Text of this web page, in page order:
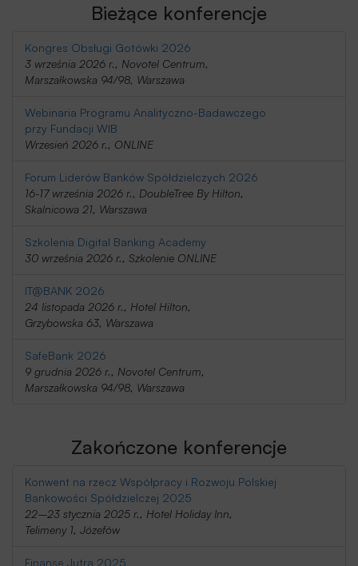
Bieżące konferencje
Kongres Obsługi Gotówki 2026
3 września 2026 r., Novotel Centrum,
Marszałkowska 94/98, Warszawa
Webinaria Programu Analityczno-Badawczego
przy Fundacji WIB
Wrzesień 2026 r., ONLINE
Forum Liderów Banków Spółdzielczych 2026
16-17 września 2026 r., DoubleTree By Hilton,
Skalnicowa 21, Warszawa
Szkolenia Digital Banking Academy
30 września 2026 r., Szkolenie ONLINE
IT@BANK 2026
24 listopada 2026 r., Hotel Hilton,
Grzybowska 63, Warszawa
SafeBank 2026
9 grudnia 2026 r., Novotel Centrum,
Marszałkowska 94/98, Warszawa
Zakończone konferencje
Konwent na rzecz Współpracy i Rozwoju Polskiej
Bankowości Spółdzielczej 2025
22–23 stycznia 2025 r., Hotel Holiday Inn,
Telimeny 1, Józefów
Finanse Jutra 2025